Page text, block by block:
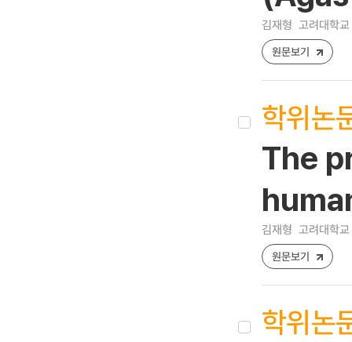
김재형 고려대학
원문보기
학위논
The
김재형 고려대학
원문보기
학위논